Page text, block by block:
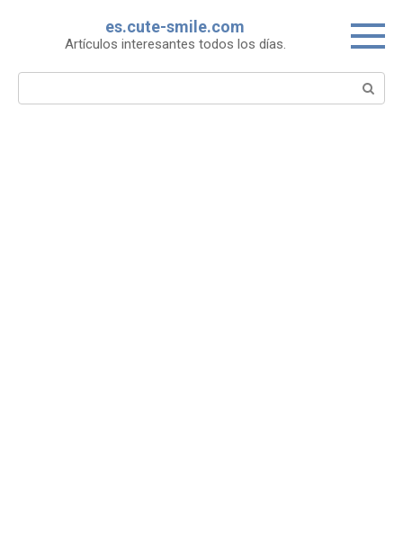
es.cute-smile.com
Artículos interesantes todos los días.
Search: